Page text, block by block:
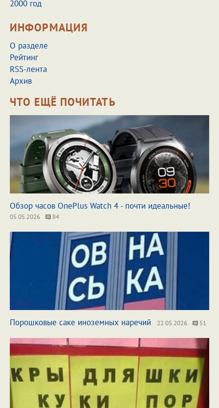
2000 год
ИНФОРМАЦИЯ
О разделе
Рейтинг
RSS-лента
Архив
ЧТО ЕЩЁ ПОЧИТАТЬ
Обзор часов OnePlus Watch 4 - почти идеальные!
05.05.2026 84
Порошковые саке иноземных наречий 22.05.2026 51